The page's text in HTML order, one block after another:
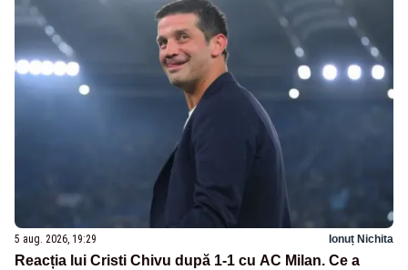
5 aug. 2026, 19:29 Ionuț Nichita
Reacția lui Cristi Chivu după 1-1 cu AC Milan. Ce a